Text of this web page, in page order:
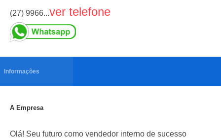
(27) 9966...ver telefone
Informações
A Empresa
Olá! Seu futuro como vendedor interno de sucesso